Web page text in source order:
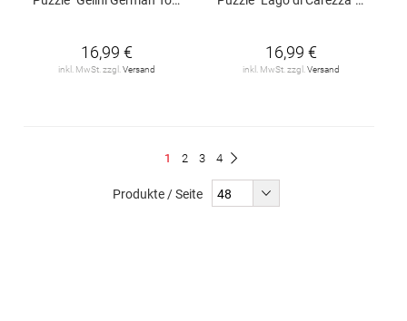
16,99 €
inkl. MwSt. zzgl. Versand
16,99 €
inkl. MwSt. zzgl. Versand
Du
1 Seite
2 Seite
3 Seite
4
Produkte / Seite